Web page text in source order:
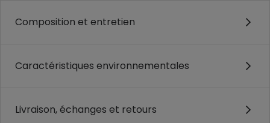
Composition et entretien
Caractéristiques environnementales
Livraison, échanges et retours